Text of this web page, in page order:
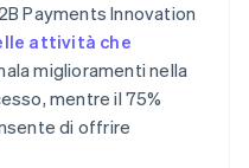
Payments Innovation
attività che
miglioramenti nella
mentre il 75%
di offrire